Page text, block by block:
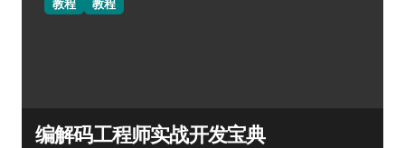
教程 教程
编解码工程师实战开发宝典